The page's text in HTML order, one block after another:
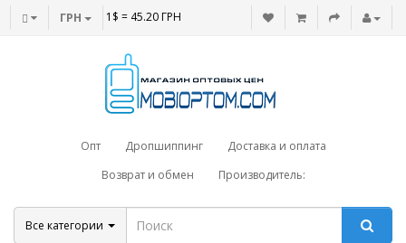
ГРН 1$ = 45.20 ГРН
Опт Дропшиппинг
Доставка и оплата
Возврат и обмен
Производитель:
Все категории